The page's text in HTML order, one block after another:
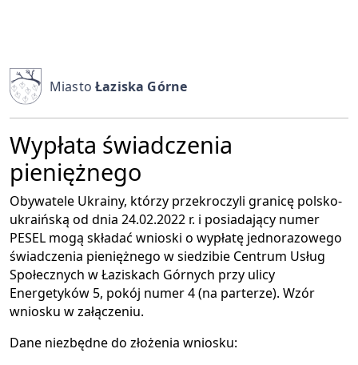
MiastoŁaziska Górne
Wypłata świadczenia
pieniężnego
Obywatele Ukrainy, którzy przekroczyli granicę polsko-
ukraińską od dnia 24.02.2022 r. i posiadający numer
PESEL mogą składać wnioski o wypłatę jednorazowego
świadczenia pieniężnego w siedzibie Centrum Usług
Społecznych w Łaziskach Górnych przy ulicy
Energetyków 5, pokój numer 4 (na parterze). Wzór
wniosku w załączeniu.
Dane niezbędne do złożenia wniosku: